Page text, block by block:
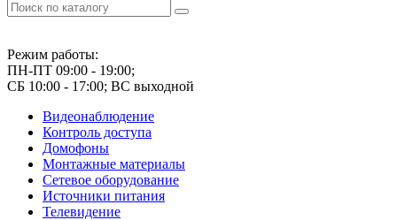
Режим работы:
ПН-ПТ 09:00 - 19:00;
СБ 10:00 - 17:00; ВС выходной
Видеонаблюдение
Контроль доступа
Домофоны
Монтажные материалы
Сетевое оборудование
Источники питания
Телевидение